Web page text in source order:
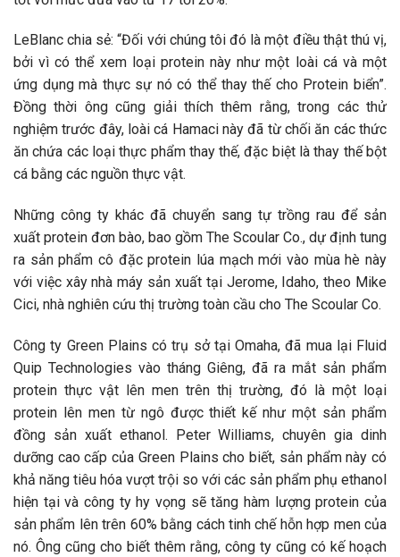
LeBlanc chia sẻ: “Đối với chúng tôi đó là một điều thật thú vị,
bởi vì có thể xem loại protein này như một loài cá và một
ứng dụng mà thực sự nó có thể thay thế cho Protein biển”.
Đồng thời ông cũng giải thích thêm rằng, trong các thử
nghiệm trước đây, loài cá Hamaci này đã từ chối ăn các thức
ăn chứa các loại thực phẩm thay thế, đặc biệt là thay thế bột
cá bằng các nguồn thực vật.
Những công ty khác đã chuyển sang tự trồng rau để sản
xuất protein đơn bào, bao gồm The Scoular Co., dự định tung
ra sản phẩm cô đặc protein lúa mạch mới vào mùa hè này
với việc xây nhà máy sản xuất tại Jerome, Idaho, theo Mike
Cici, nhà nghiên cứu thị trường toàn cầu cho The Scoular Co.
Công ty Green Plains có trụ sở tại Omaha, đã mua lại Fluid
Quip Technologies vào tháng Giêng, đã ra mắt sản phẩm
protein thực vật lên men trên thị trường, đó là một loại
protein lên men từ ngô được thiết kế như một sản phẩm
đồng sản xuất ethanol. Peter Williams, chuyên gia dinh
dưỡng cao cấp của Green Plains cho biết, sản phẩm này có
khả năng tiêu hóa vượt trội so với các sản phẩm phụ ethanol
hiện tại và công ty hy vọng sẽ tăng hàm lượng protein của
sản phẩm lên trên 60% bằng cách tinh chế hỗn hợp men của
nó. Ông cũng cho biết thêm rằng, công ty cũng có kế hoạch